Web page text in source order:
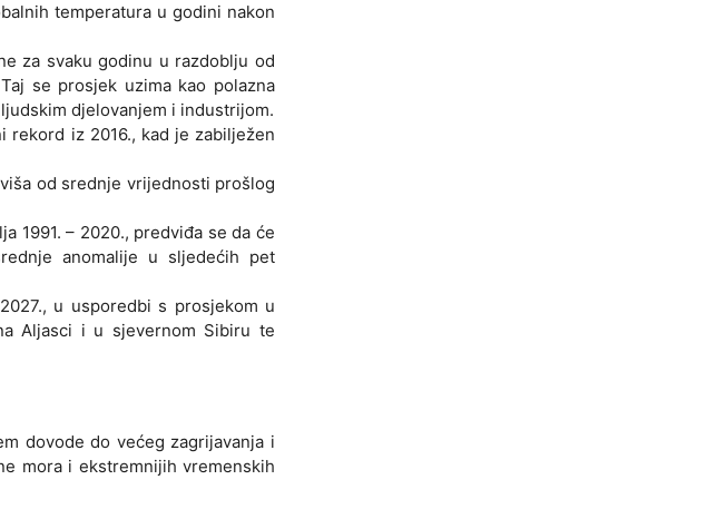
temperatura u godini nakon
za svaku godinu u razdoblju od
se prosjek uzima kao polazna
djelovanjem i industrijom.
rekord iz 2016., kad je zabilježen
od srednje vrijednosti prošlog
1991. – 2020., predviđa se da će
anomalije u sljedećih pet
u usporedbi s prosjekom u
Aljasci i u sjevernom Sibiru te
dovode do većeg zagrijavanja i
mora i ekstremnijih vremenskih